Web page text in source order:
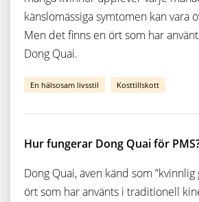
känslomässiga symtomen kan vara
Men det finns en ört som har
Dong Quai.
En hälsosam livsstil Kosttillskott
Hur fungerar Dong Quai för
Dong Quai, även känd som ”kvinnlig
ört som har använts i traditionell